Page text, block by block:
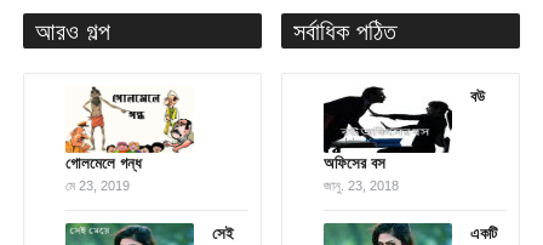
আরও গল্প
গোলমেলে গন্ধ
মে 23, 2019
সেই
সর্বাধিক পঠিত
বউ
অফিসের বস
জানু. 23, 2018
একটি